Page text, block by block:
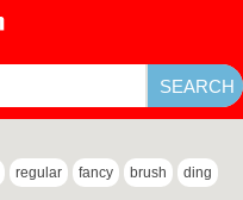
regular fancy brush ding